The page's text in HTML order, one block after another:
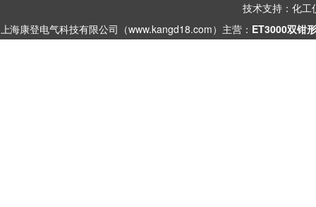
技术支持： 化工
上海康登电气科技有限公司（www.kangd18.com）主营： ET3000双钳